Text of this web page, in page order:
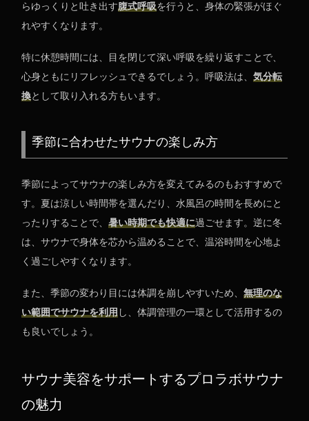
らゆっくりと吐き出す腹式呼吸を行うと、身体の緊張がほぐ
れやすくなります。
特に休憩時間には、目を閉じて深い呼吸を繰り返すことで、
心身ともにリフレッシュできるでしょう。呼吸法は、気分転
換として取り入れる方もいます。
季節に合わせたサウナの楽しみ方
季節によってサウナの楽しみ方を変えてみるのもおすすめで
す。夏は涼しい時間帯を選んだり、水風呂の時間を長めにと
ったりすることで、暑い時期でも快適に過ごせます。逆に冬
は、サウナで身体を芯から温めることで、温浴時間を心地よ
く過ごしやすくなります。
また、季節の変わり目には体調を崩しやすいため、無理のな
い範囲でサウナを利用 し、体調管理の一環として活用するの
も良いでしょう。
サウナ美容をサポートするプロラボサウナ
の魅力